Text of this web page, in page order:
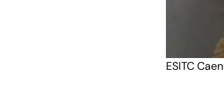
ESITC Caen